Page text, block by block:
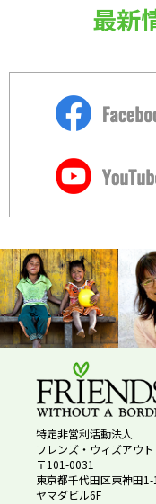
最新
特定非営利活動法人
フレンズ・ウィズアウ
〒101-0031
東京都千代田区東神田1-
ヤマダビル6F